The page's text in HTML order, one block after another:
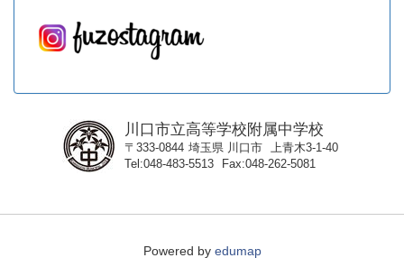
川口市立高等学校附属中学校
〒333-0844 埼玉県 川口市
上青木3-1-40
Tel 048-483-5513 Fax 048-262-5081
Powered by edumap